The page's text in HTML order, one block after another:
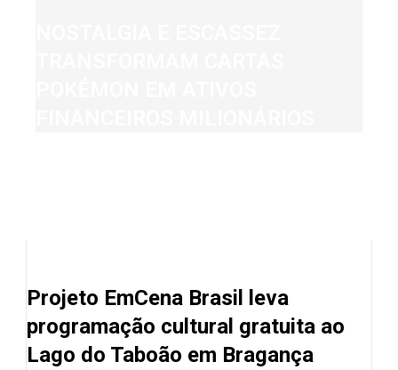
Projeto EmCena Brasil leva
programação cultural gratuita ao
Lago do Taboão em Bragança